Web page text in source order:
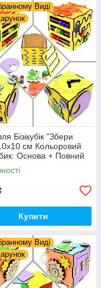
Виді
Бізікубік "Збери
см Кольоровий
Основа + Повний
(в Розібраному
Бізи, Жовтий
Купити
Виді